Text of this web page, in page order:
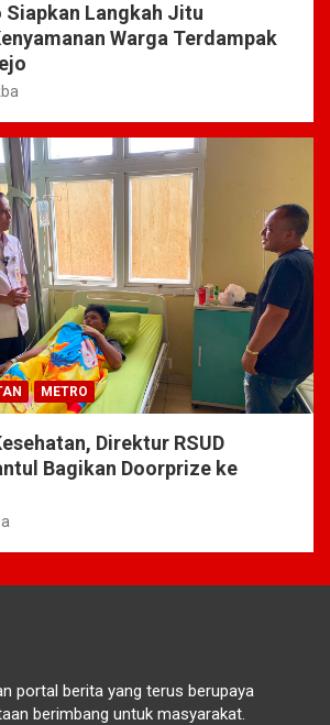
Langkah Jitu
Warga Terdampak
METRO
Direktur RSUD
Bagikan Doorprize ke
portal berita yang terus berupaya
berimbang untuk masyarakat.